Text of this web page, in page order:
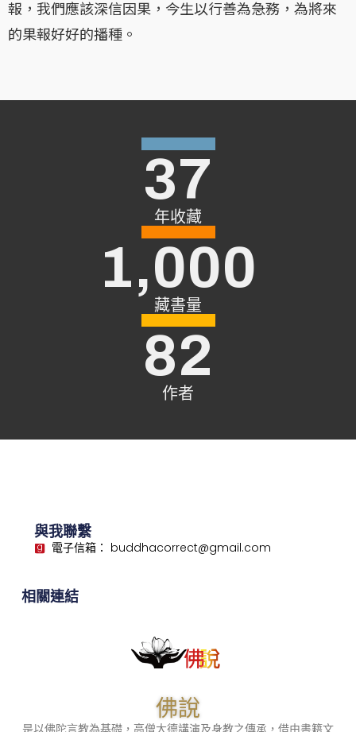
報，我們應該深信因果，今生以行善為急務，為將來
的果報好好的播種。
年收藏
37
藏書量
1,000
作者
82
佛說
與我聯繫
電子信箱： buddhacorrect@gmail.com
相關連結